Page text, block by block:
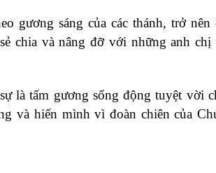
gương sáng của các thánh, trở
chia và nâng đỡ với những anh
là tấm gương sống động tuyệt vời
và hiến mình vì đoàn chiên của